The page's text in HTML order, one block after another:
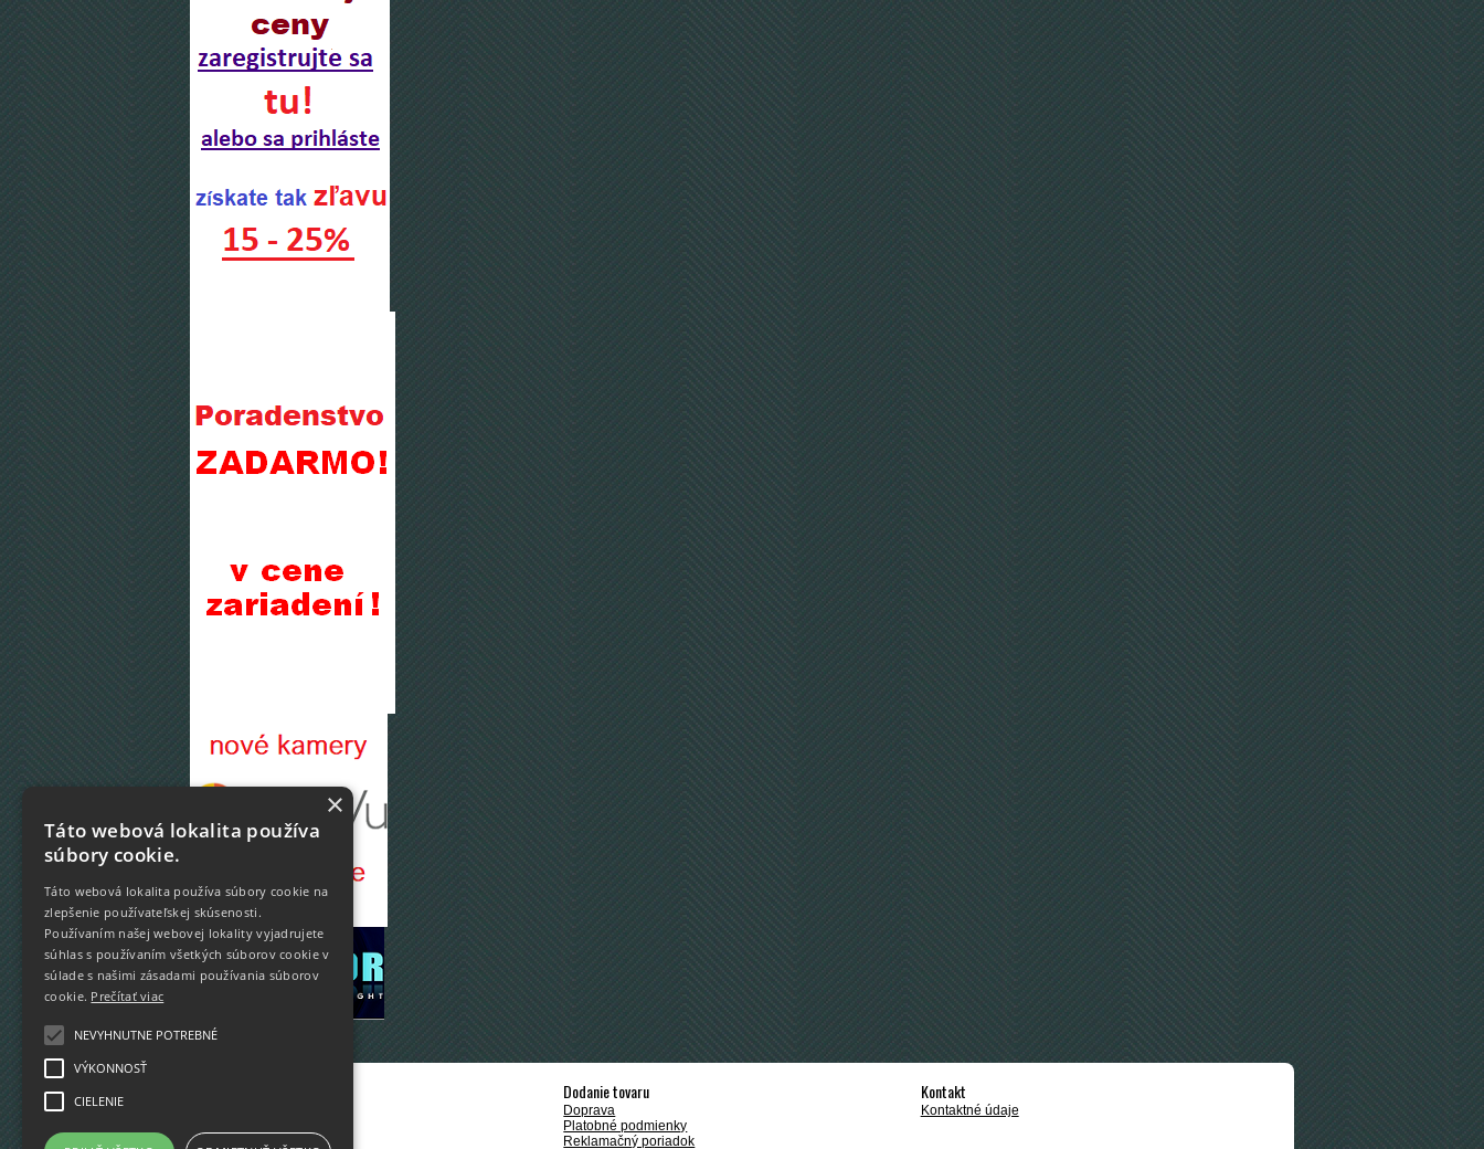
Dodanie tovaru
Doprava
Platobné podmienky
Reklamačný poriadok
Kontakt
Kontaktné údaje
×
Táto webová lokalita používa
súbory cookie.
Táto webová lokalita používa súbory cookie na
zlepšenie používateľskej skúsenosti.
Používaním našej webovej lokality vyjadrujete
súhlas s používaním všetkých súborov cookie v
súlade s našimi zásadami používania súborov
cookie. Prečítať viac
NEVYHNUTNE POTREBNÉ
VÝKONNOSŤ
CIELENIE